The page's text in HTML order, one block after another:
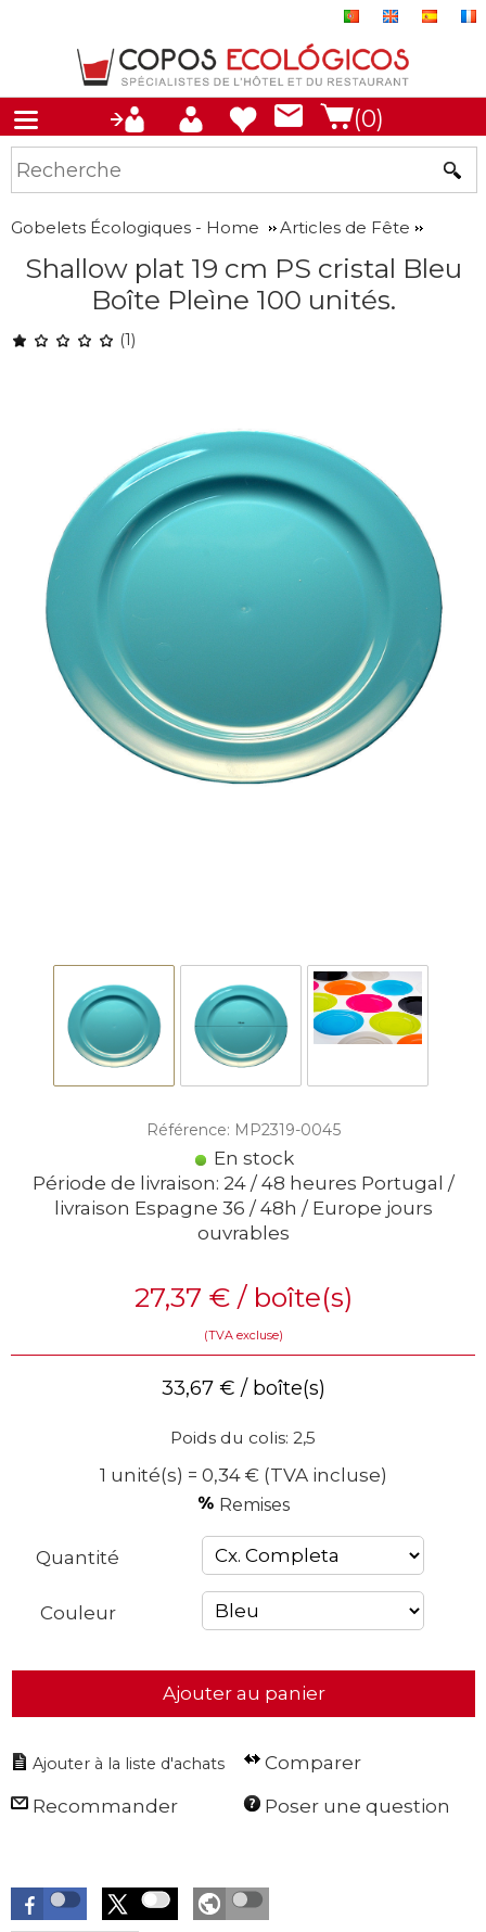
(0)
Gobelets Écologiques - Home Articles de Fête
Shallow plat 19 cm PS cristal Bleu
Boîte Pleìne 100 unités.
(1)
Référence: MP2319-0045
En stock
Période de livraison: 24 / 48 heures Portugal /
livraison Espagne 36 / 48h / Europe jours
ouvrables
27,37 €/ boîte(s)
(TVA excluse)
33,67 € / boîte(s)
Poids du colis: 2,5
1 unité(s) = 0,34 €(TVA incluse)
Remises
Quantité
Couleur
Ajouter au panier
Comparer
Recommander Poser une question